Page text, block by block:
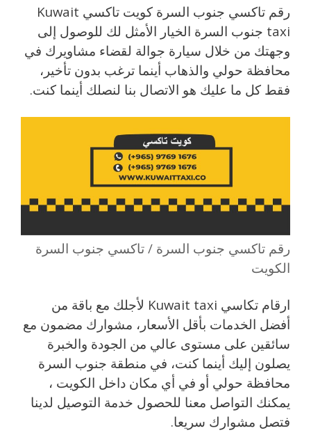
رقم تاكسي جنوب السرة كويت تاكسي Kuwait
taxi جنوب السرة الخيار الأمثل لك للوصول إلى
وجهتك من خلال سيارة جوالة لقضاء مشاويرك في
محافظة حولي والذهاب أينما ترغب بدون تأخير،
فقط كل ما عليك هو الاتصال بنا لنصلك أينما كنت.
رقم تاكسي جنوب السرة / تاكسي جنوب السرة
الكويت
ارقام تكاسي Kuwait taxi لأجلك مع باقة من
أفضل الخدمات بأقل الأسعار، مشوارك مضمون مع
سائقين على مستوى عالي من الجودة والخبرة
يصلون إليك أينما كنت، في منطقة جنوب السرة
محافظة حولي أو في أي مكان داخل الكويت ،
يمكنك التواصل معنا للحصول خدمة التوصيل لدينا
فتصل مشوارك سريعا.